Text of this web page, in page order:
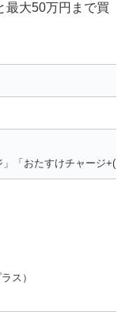
最大50万円まで買
「おたすけチャージ+(プ
ス）